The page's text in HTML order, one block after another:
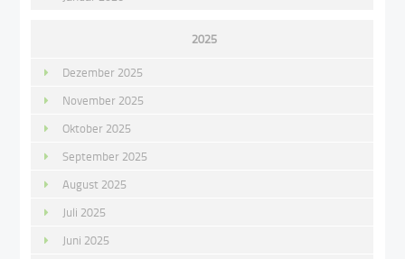
2025
Dezember 2025
November 2025
Oktober 2025
September 2025
August 2025
Juli 2025
Juni 2025